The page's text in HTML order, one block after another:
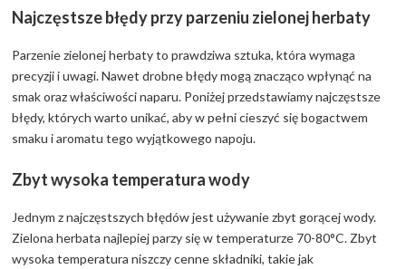
Najczęstsze błędy przy parzeniu zielonej herbaty
Parzenie zielonej herbaty to prawdziwa sztuka, która wymaga
precyzji i uwagi. Nawet drobne błędy mogą znacząco wpłynąć na
smak oraz właściwości naparu. Poniżej przedstawiamy najczęstsze
błędy, których warto unikać, aby w pełni cieszyć się bogactwem
smaku i aromatu tego wyjątkowego napoju.
Zbyt wysoka temperatura wody
Jednym z najczęstszych błędów jest używanie zbyt gorącej wody.
Zielona herbata najlepiej parzy się w temperaturze 70-80°C. Zbyt
wysoka temperatura niszczy cenne składniki, takie jak